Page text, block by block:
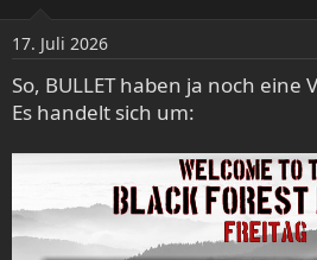
n
e
n
:
17. Juli 2026
So, BULLET haben ja noch eine
Es handelt sich um: